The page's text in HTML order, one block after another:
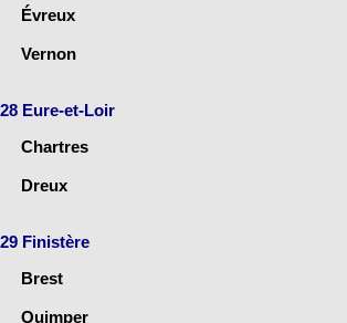
Évreux
Vernon
28 Eure-et-Loir
Chartres
Dreux
29 Finistère
Brest
Quimper